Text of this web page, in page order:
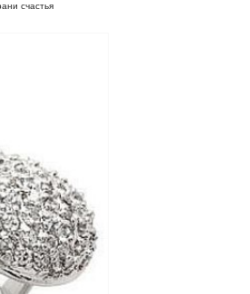
счастья